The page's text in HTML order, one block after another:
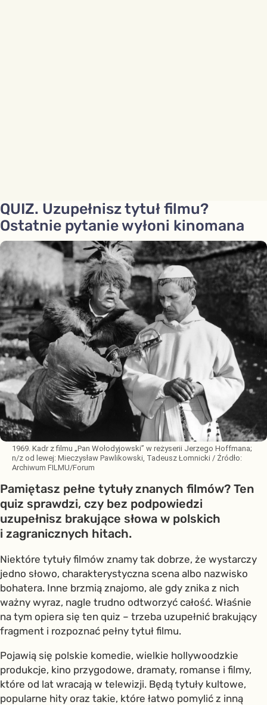
QUIZ. Uzupełnisz tytuł filmu?
Ostatnie pytanie wyłoni kinomana
1969. Kadr z filmu „Pan Wołodyjowski” w reżyserii Jerzego Hoffmana;
n/z od lewej: Mieczysław Pawlikowski, Tadeusz Łomnicki / Źródło:
Archiwum FILMU/Forum
Pamiętasz pełne tytuły znanych filmów? Ten
quiz sprawdzi, czy bez podpowiedzi
uzupełnisz brakujące słowa w polskich
i zagranicznych hitach.
Niektóre tytuły filmów znamy tak dobrze, że wystarczy
jedno słowo, charakterystyczna scena albo nazwisko
bohatera. Inne brzmią znajomo, ale gdy znika z nich
ważny wyraz, nagle trudno odtworzyć całość. Właśnie
na tym opiera się ten quiz – trzeba uzupełnić brakujący
fragment i rozpoznać pełny tytuł filmu.
Pojawią się polskie komedie, wielkie hollywoodzkie
produkcje, kino przygodowe, dramaty, romanse i filmy,
które od lat wracają w telewizji. Będą tytuły kultowe,
popularne hity oraz takie, które łatwo pomylić z inną